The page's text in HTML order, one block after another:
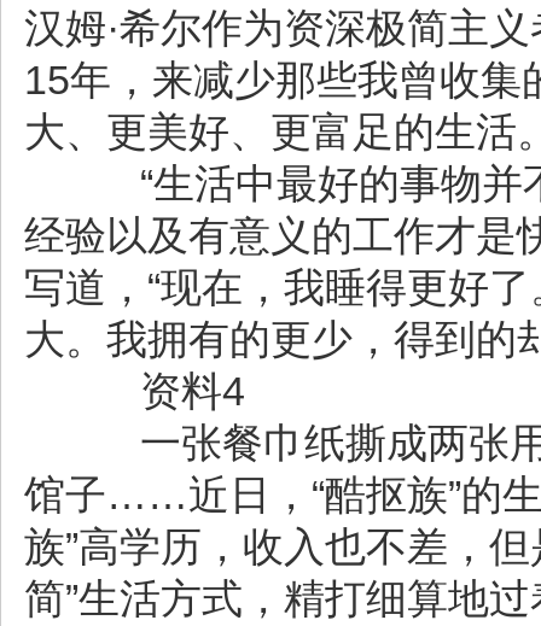
汉姆·希尔作为资深极简主
15年，来减少那些我曾收
大、更美好、更富足的生活
“生活中最好的事物并
经验以及有意义的工作才是
写道，“现在，我睡得更好
大。我拥有的更少，得到的
资料4
一张餐巾纸撕成两张用
馆子……近日，“酷抠族”的
族”高学历，收入也不差，
简”生活方式，精打细算地